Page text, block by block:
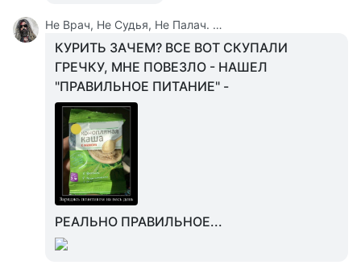
Не Врач, Не Судья, Не Палач. Веселюсь И Дурачусь
КУРИТЬ ЗАЧЕМ? ВСЕ ВОТ СКУПАЛИ
ГРЕЧКУ, МНЕ ПОВЕЗЛО - НАШЕЛ
"ПРАВИЛЬНОЕ ПИТАНИЕ" -
РЕАЛЬНО ПРАВИЛЬНОЕ...